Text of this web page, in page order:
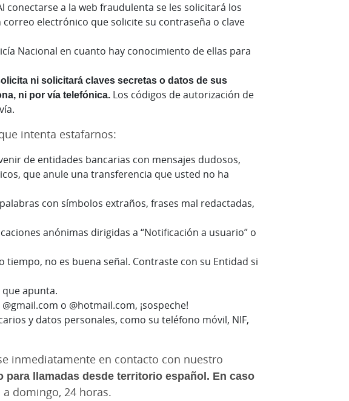
conectarse a la web fraudulenta se les solicitará los
correo electrónico que solicite su contraseña o clave
Nacional en cuanto hay conocimiento de ellas para
ni solicitará claves secretas o datos de sus
ni por vía telefónica. Los códigos de autorización de
intenta estafarnos:
de entidades bancarias con mensajes dudosos,
que anule una transferencia que usted no ha
con símbolos extraños, frases mal redactadas,
anónimas dirigidas a “Notificación a usuario” o
no es buena señal. Contraste con su Entidad si
apunta.
o @hotmail.com, ¡sospeche!
y datos personales, como su teléfono móvil, NIF,
inmediatamente en contacto con nuestro
para llamadas desde territorio español. En caso
a domingo, 24 horas.